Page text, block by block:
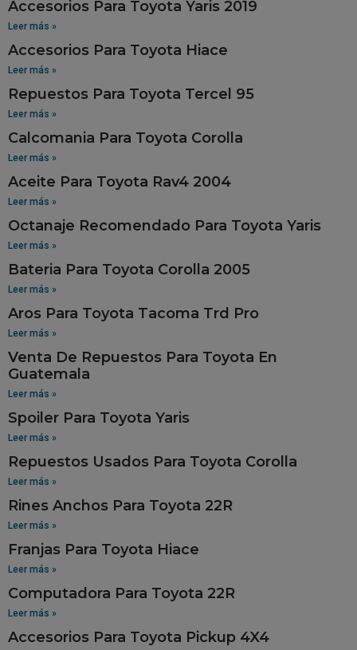
Accesorios Para Toyota Yaris 2019
Leer más »
Accesorios Para Toyota Hiace
Leer más »
Repuestos Para Toyota Tercel 95
Leer más »
Calcomania Para Toyota Corolla
Leer más »
Aceite Para Toyota Rav4 2004
Leer más »
Octanaje Recomendado Para Toyota Yaris
Leer más »
Bateria Para Toyota Corolla 2005
Leer más »
Aros Para Toyota Tacoma Trd Pro
Leer más »
Venta De Repuestos Para Toyota En
Guatemala
Leer más »
Spoiler Para Toyota Yaris
Leer más »
Repuestos Usados Para Toyota Corolla
Leer más »
Rines Anchos Para Toyota 22R
Leer más »
Franjas Para Toyota Hiace
Leer más »
Computadora Para Toyota 22R
Leer más »
Accesorios Para Toyota Pickup 4X4